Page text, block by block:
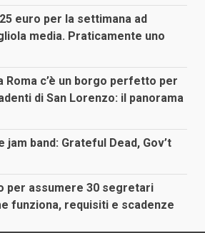
euro per la settimana ad
media. Praticamente uno
Roma c’è un borgo perfetto per
di San Lorenzo: il panorama
jam band: Grateful Dead, Gov’t
per assumere 30 segretari
funziona, requisiti e scadenze